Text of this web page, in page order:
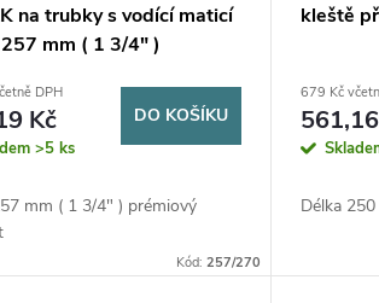
na trubky s vodící maticí
mm ( 1 3/4" )
DPH
Kč
>5 ks
DO KOŠÍKU
mm ( 1 3/4" ) prémiový
Kód: 257/270
kleště
679 Kč
Délka